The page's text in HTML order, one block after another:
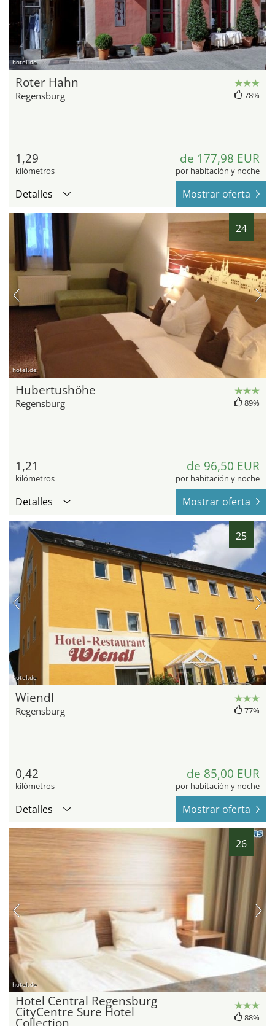
hotel.de
Roter Hahn
Regensburg 78%
1,29
kilómetros
de 177,98 EUR
por habitación y noche
Detalles Mostrar oferta
24
hotel.de
Hubertushöhe
Regensburg 89%
1,21
kilómetros
de 96,50 EUR
por habitación y noche
Detalles Mostrar oferta
25
hotel.de
Wiendl
Regensburg 77%
0,42
kilómetros
de 85,00 EUR
por habitación y noche
Detalles Mostrar oferta
26
hotel.de
Hotel Central Regensburg
CityCentre Sure Hotel 88%